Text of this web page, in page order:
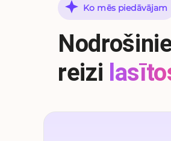
Ko mēs piedāvājam
reizi